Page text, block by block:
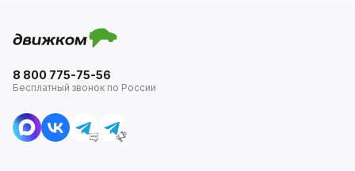
8 800 775-75-56
Бесплатный звонок по России